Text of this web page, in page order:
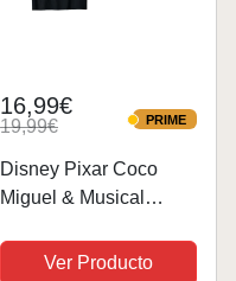
16,99€
19,99€ PRIME
PRIME
Disney Pixar Coco
Miguel & Musical
Ver Producto